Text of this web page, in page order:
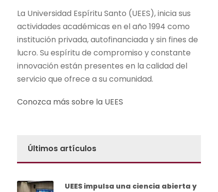
La Universidad Espíritu Santo (UEES), inicia sus
actividades académicas en el año 1994 como
institución privada, autofinanciada y sin fines de
lucro. Su espíritu de compromiso y constante
innovación están presentes en la calidad del
servicio que ofrece a su comunidad.
Conozca más sobre la UEES
Últimos artículos
UEES impulsa una ciencia abierta y